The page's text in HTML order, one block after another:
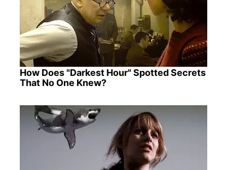
How Does "Darkest Hour" Spotted Secrets
That No One Knew?